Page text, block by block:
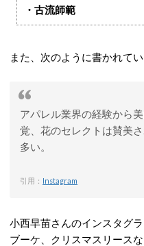
・古流師範
また、次のように書かれてい
アパレル業界の経験から
覚、花のセレクトは賛美
多い。
引用： Instagram
小西早苗さんのインスタグ
ブーケ、クリスマスリース